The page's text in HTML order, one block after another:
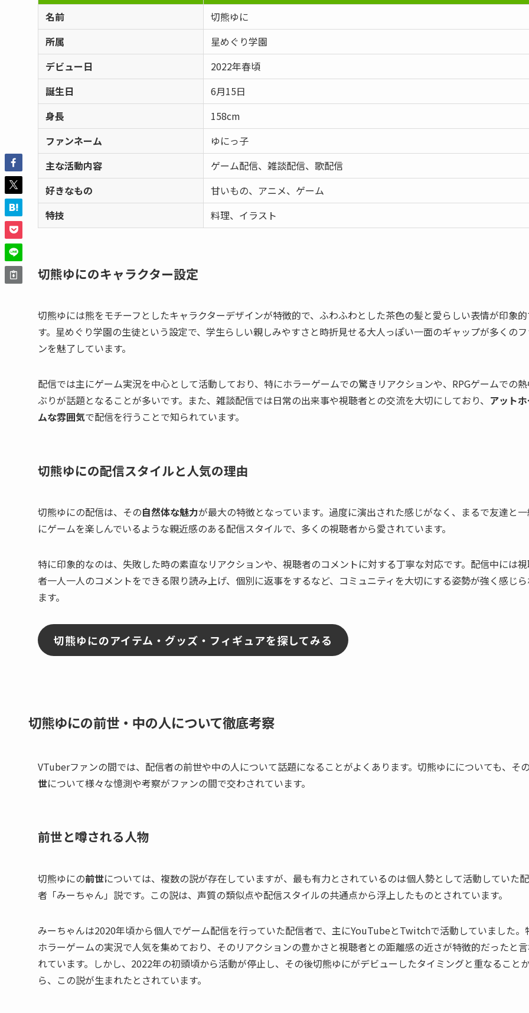
名前
切熊ゆに
所属
星めぐり学園
デビュー日
2022年春頃
誕生日
6月15日
身長
158cm
ファンネーム
ゆにっ子
主な活動内容
ゲーム配信、雑談配信、歌配信
好きなもの
甘いもの、アニメ、ゲーム
特技
料理、イラスト
切熊ゆにのキャラクター設定
切熊ゆには熊をモチーフとしたキャラクターデザインが特徴的で、ふわふわとした茶色の髪と愛らしい表情が印象
す。星めぐり学園の生徒という設定で、学生らしい親しみやすさと時折見せる大人っぽい一面のギャップが多くのフ
ンを魅了しています。
配信では主にゲーム実況を中心として活動しており、特にホラーゲームでの驚きリアクションや、RPGゲームでの
ぶりが話題となることが多いです。また、雑談配信では日常の出来事や視聴者との交流を大切にしており、 アットホ
ムな雰囲気で配信を行うことで知られています。
切熊ゆにの配信スタイルと人気の理由
切熊ゆにの配信は、その自然体な魅力が最大の特徴となっています。過度に演出された感じがなく、まるで友達と
にゲームを楽しんでいるような親近感のある配信スタイルで、多くの視聴者から愛されています。
特に印象的なのは、失敗した時の素直なリアクションや、視聴者のコメントに対する丁寧な対応です。配信中には
者一人一人のコメントをできる限り読み上げ、個別に返事をするなど、コミュニティを大切にする姿勢が強く感じ
ます。
切熊ゆにのアイテム・グッズ・フィギュアを探してみる
切熊ゆにの前世・中の人について徹底考察
VTuberファンの間では、配信者の前世や中の人について話題になることがよくあります。切熊ゆにについても、その
世について様々な憶測や考察がファンの間で交わされています。
前世と噂される人物
切熊ゆにの前世については、複数の説が存在していますが、最も有力とされているのは個人勢として活動していた
者「みーちゃん」説です。この説は、声質の類似点や配信スタイルの共通点から浮上したものとされています。
みーちゃんは2020年頃から個人でゲーム配信を行っていた配信者で、主にYouTubeとTwitchで活動していました。
ホラーゲームの実況で人気を集めており、そのリアクションの豊かさと視聴者との距離感の近さが特徴的だったと
れています。しかし、2022年の初頭頃から活動が停止し、その後切熊ゆにがデビューしたタイミングと重なること
ら、この説が生まれたとされています。